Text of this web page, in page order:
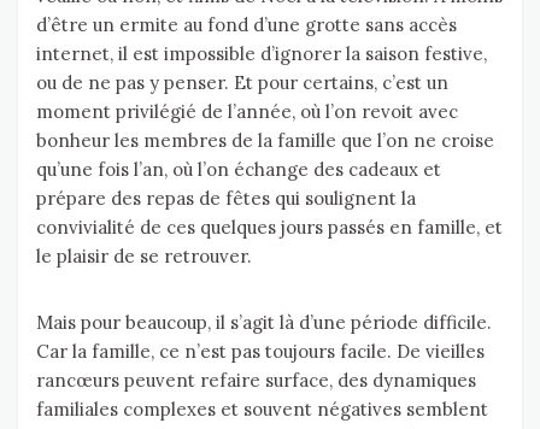
d’être un ermite au fond d’une grotte sans accès
internet, il est impossible d’ignorer la saison festive,
ou de ne pas y penser. Et pour certains, c’est un
moment privilégié de l’année, où l’on revoit avec
bonheur les membres de la famille que l’on ne croise
qu’une fois l’an, où l’on échange des cadeaux et
prépare des repas de fêtes qui soulignent la
convivialité de ces quelques jours passés en famille, et
le plaisir de se retrouver.
Mais pour beaucoup, il s’agit là d’une période difficile.
Car la famille, ce n’est pas toujours facile. De vieilles
rancœurs peuvent refaire surface, des dynamiques
familiales complexes et souvent négatives semblent